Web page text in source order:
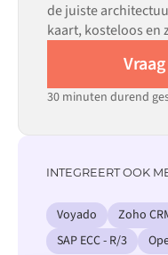
de juiste
kaart, kosteloos en
30 minuten durend
INTEGREERT OOK
Voyado Zoho
SAP ECC - R/3